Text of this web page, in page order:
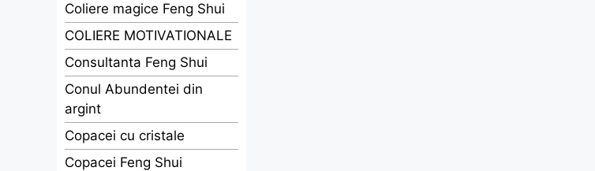
Coliere magice Feng Shui
COLIERE MOTIVATIONALE
Consultanta Feng Shui
Conul Abundentei din
argint
Copacei cu cristale
Copacei Feng Shui